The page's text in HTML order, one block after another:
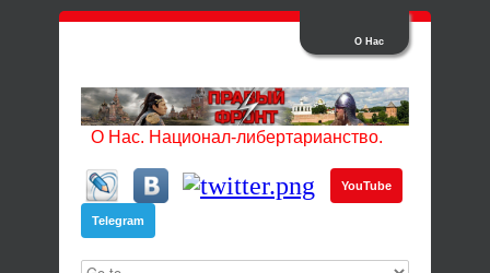
О Нас
О Нас. Национал-либертарианство.
YouTube
Telegram